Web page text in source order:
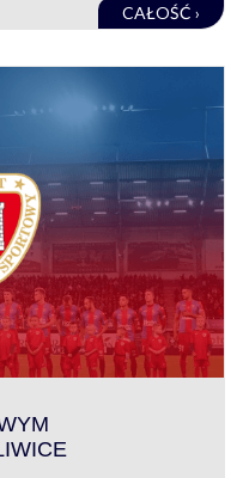
CAŁOŚĆ ›